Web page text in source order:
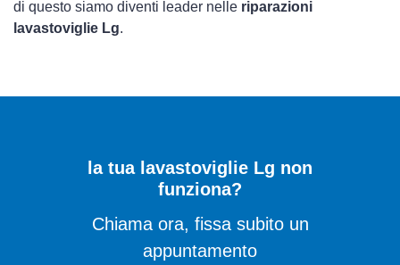
di questo siamo diventi leader nelle riparazioni
lavastoviglie Lg.
la tua lavastoviglie Lg non
funziona?
Chiama ora, fissa subito un
appuntamento